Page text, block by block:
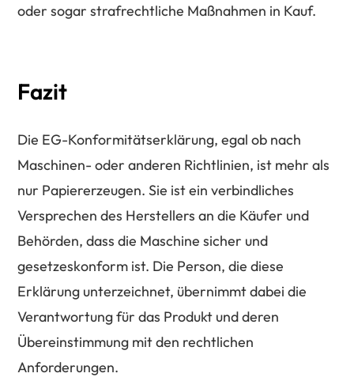
oder sogar strafrechtliche Maßnahmen in Kauf.
Fazit
Die EG-Konformitätserklärung, egal ob nach
Maschinen- oder anderen Richtlinien, ist mehr als
nur Papiererzeugen. Sie ist ein verbindliches
Versprechen des Herstellers an die Käufer und
Behörden, dass die Maschine sicher und
gesetzeskonform ist. Die Person, die diese
Erklärung unterzeichnet, übernimmt dabei die
Verantwortung für das Produkt und deren
Übereinstimmung mit den rechtlichen
Anforderungen.